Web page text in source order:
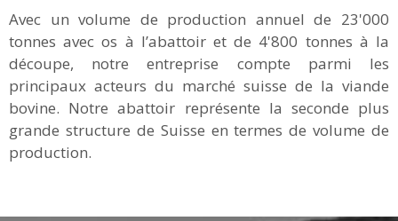
Avec un volume de production annuel de 23'000
tonnes avec os à l’abattoir et de 4'800 tonnes à la
découpe, notre entreprise compte parmi les
principaux acteurs du marché suisse de la viande
bovine. Notre abattoir représente la seconde plus
grande structure de Suisse en termes de volume de
production.